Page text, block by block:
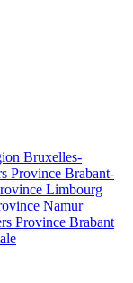
Bruxelles-
Province Brabant-
Limbourg
Namur
Province Brabant